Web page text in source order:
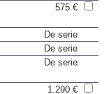
De serie
De serie